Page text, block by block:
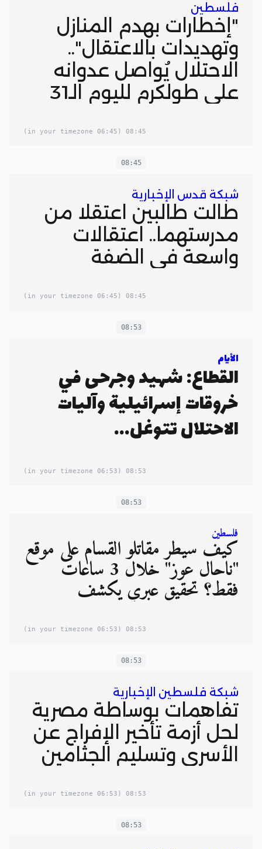
فلسطين
"إخطارات بهدم المنازل
وتهديدات بالاعتقال"..
الاحتلال يُواصل عدوانه
على طولكرم لليوم الـ31
08:45
(06:45 in your timezone)
08:45
شبكة قدس الإخبارية
طالت طالبين اعتقلا من
مدرستهما.. اعتقالات
واسعة في الضفة
08:45
(06:45 in your timezone)
08:53
الأيام
القطاع: شهيد وجرحى في
خروقات إسرائيلية وآليات
الاحتلال تتوغل...
08:53
(06:53 in your timezone)
08:53
فلسطين
كيف سيطر مقاتلو القسَّام على موقع
"ناحال عوز" خلال 3 ساعات
فقط؟ تحقيق عبري يكشف
08:53
(06:53 in your timezone)
08:53
شبكة فلسطين الإخبارية
تفاهمات بوساطة مصرية
لحل أزمة تأخير الإفراج عن
الأسرى وتسليم الجثامين
08:53
(06:53 in your timezone)
08:53